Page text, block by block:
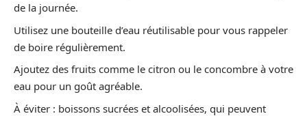
de la journée.
Utilisez une bouteille d’eau réutilisable pour vous rappeler
de boire régulièrement.
Ajoutez des fruits comme le citron ou le concombre à votre
eau pour un goût agréable.
À éviter : boissons sucrées et alcoolisées, qui peuvent